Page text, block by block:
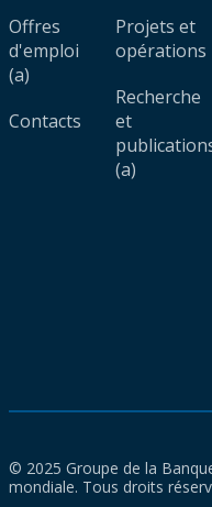
Offres
d'emploi
(a)
Contacts
Projets et
opérations
Recherche
et
(a)
© 2025 Groupe de la
mondiale. Tous droits